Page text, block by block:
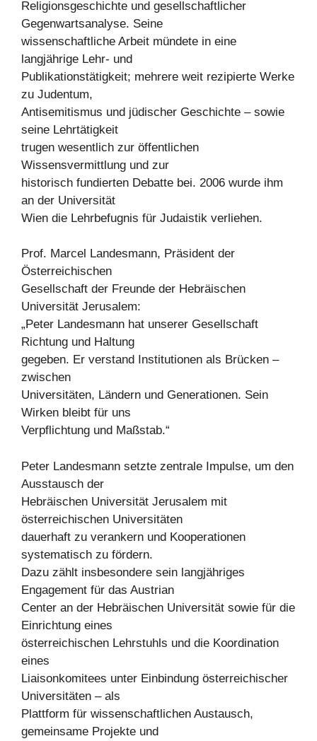
Religionsgeschichte und gesellschaftlicher
Gegenwartsanalyse. Seine
wissenschaftliche Arbeit mündete in eine
langjährige Lehr- und
Publikationstätigkeit; mehrere weit rezipierte Werke
zu Judentum,
Antisemitismus und jüdischer Geschichte – sowie
seine Lehrtätigkeit
trugen wesentlich zur öffentlichen
Wissensvermittlung und zur
historisch fundierten Debatte bei. 2006 wurde ihm
an der Universität
Wien die Lehrbefugnis für Judaistik verliehen.
Prof. Marcel Landesmann, Präsident der
Österreichischen
Gesellschaft der Freunde der Hebräischen
Universität Jerusalem:
„Peter Landesmann hat unserer Gesellschaft
Richtung und Haltung
gegeben. Er verstand Institutionen als Brücken –
zwischen
Universitäten, Ländern und Generationen. Sein
Wirken bleibt für uns
Verpflichtung und Maßstab.“
Peter Landesmann setzte zentrale Impulse, um den
Ausstausch der
Hebräischen Universität Jerusalem mit
österreichischen Universitäten
dauerhaft zu verankern und Kooperationen
systematisch zu fördern.
Dazu zählt insbesondere sein langjähriges
Engagement für das Austrian
Center an der Hebräischen Universität sowie für die
Einrichtung eines
österreichischen Lehrstuhls und die Koordination
eines
Liaisonkomitees unter Einbindung österreichischer
Universitäten – als
Plattform für wissenschaftlichen Austausch,
gemeinsame Projekte und